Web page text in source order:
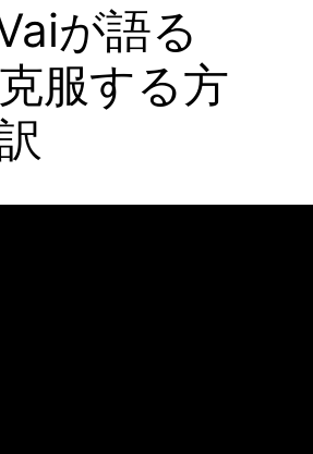
が語る
克服する方